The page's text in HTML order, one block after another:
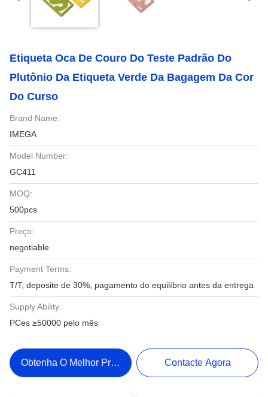
Etiqueta Oca De Couro Do Teste Padrão Do
Plutônio Da Etiqueta Verde Da Bagagem Da Cor
Do Curso
Brand Name:
IMEGA
Model Number:
GC411
MOQ:
500pcs
Preço:
negotiable
Payment Terms:
T/T, deposite de 30%, pagamento do equilíbrio antes da entrega
Supply Ability:
PCes ≥50000 pelo mês
Obtenha O Melhor Preço Contacte Agora